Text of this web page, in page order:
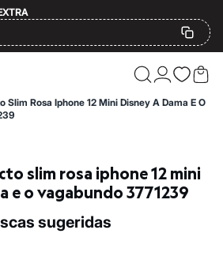
Slim Rosa Iphone 12 Mini Disney A Dama E O
e o vagabundo 3771239
sugeridas